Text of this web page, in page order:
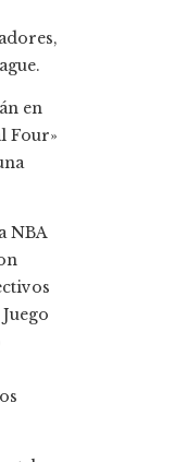
en
Four»
NBA